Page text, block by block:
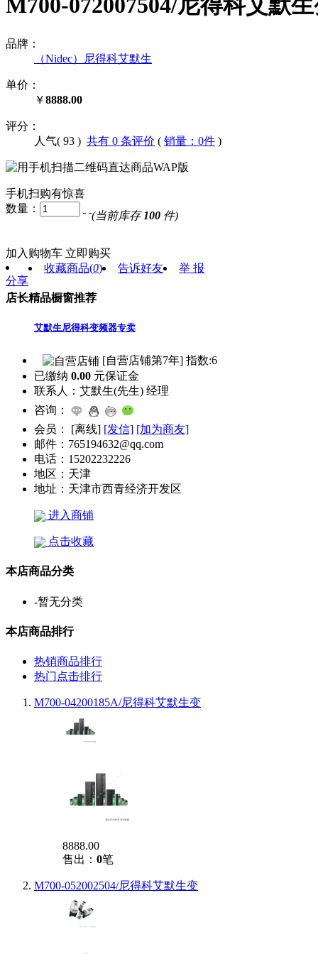
品牌：
（Nidec）尼得科艾默生
单价：
￥8888.00
评分：
人气( 93 ) 共有 0 条评价 ( 销量：0件 )
手机扫购有惊喜
数量：
(当前库存 100 件)
加入购物车 立即购买
分享
收藏商品(0) 告诉好友 举 报
店长精品橱窗推荐
艾默生尼得科变频器专卖
[自营店铺第7年] 指数:6
已缴纳 0.00 元保证金
联系人： 艾默生(先生) 经理
咨询：
会员：
[离线] [发信] [加为商友]
邮件： 765194632@qq.com
电话： 15202232226
地区： 天津
地址： 天津市西青经济开发区
进入商铺
点击收藏
本店商品分类
-暂无分类
本店商品排行
热销商品排行
热门点击排行
M700-04200185A/尼得科艾默生变
8888.00
售出： 0笔
M700-052002504/尼得科艾默生变